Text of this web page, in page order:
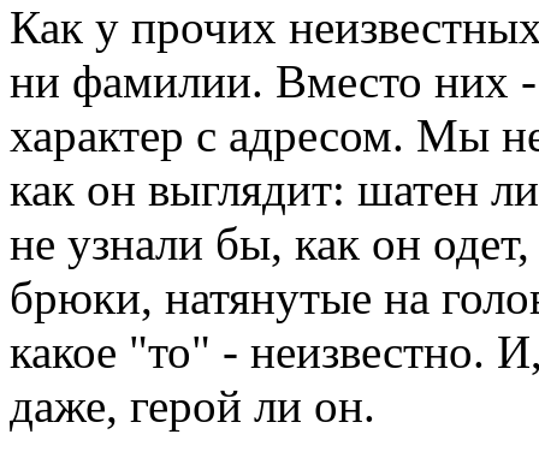
Как у прочих
ни фамилии. Вместо них
характер с адресом. Мы
как он выглядит: шатен
не узнали бы, как он
брюки, натянутые на
какое "то" - неизвестно.
даже, герой ли он.